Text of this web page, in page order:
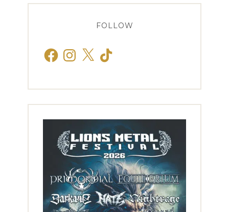
FOLLOW
FacebookInstagram
X TikTok